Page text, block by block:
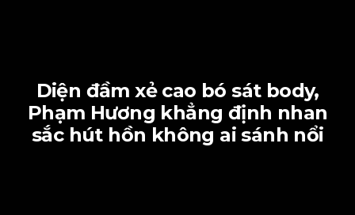
Diện đầm xẻ cao bó sát body,
Phạm Hương khẳng định nhan
sắc hút hồn không ai sánh nổi